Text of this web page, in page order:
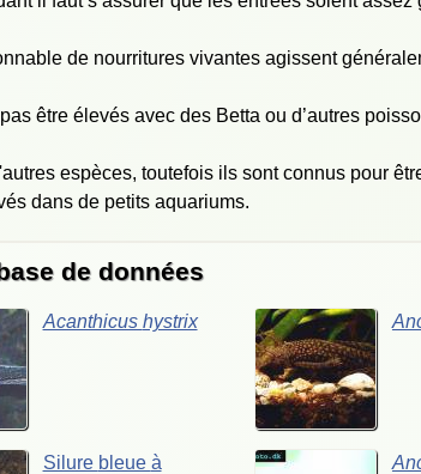
de nourritures vivantes agissent
être élevés avec des Betta ou d’autres
espèces, toutefois ils sont connus pour
dans de petits aquariums.
de données
Acanthicus hystrix
Silure bleue à